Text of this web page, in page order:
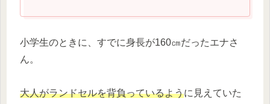
小学生のときに、すでに身長が160㎝だったエナさ
ん。
大人がランドセルを背負っているように見えていた